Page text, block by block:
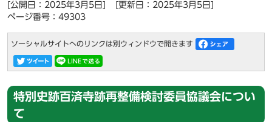
[公開日：2025年3月5日]
[更新日：2025年3月5日]
ページ番号：49303
ソーシャルサイトへのリンクは別ウィンドウで開きます
特別史跡百済寺跡再整備検討委員協議会につい
て